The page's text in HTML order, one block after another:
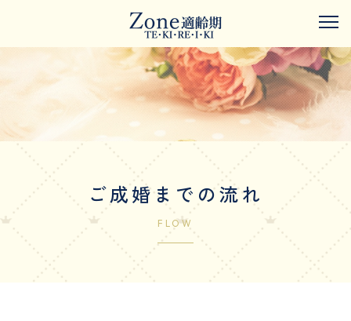
ご成婚までの流れ
FLOW